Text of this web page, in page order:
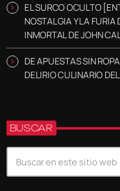
EL SURCO OCULTO
NOSTALGIA Y LA FURIA
INMORTAL DE JOHN
DE APUESTAS SIN
DELIRIO CULINARIO
BUSCAR